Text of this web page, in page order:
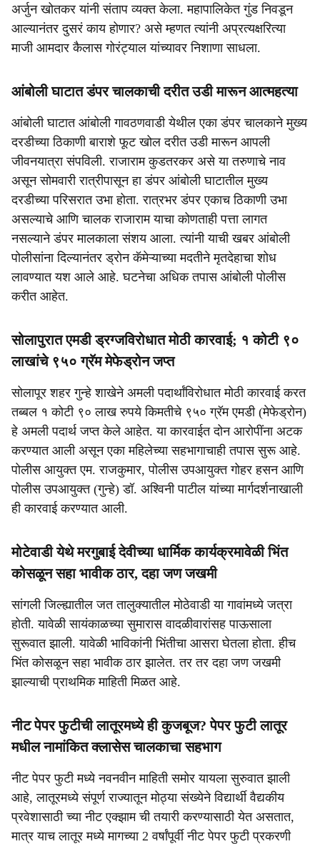
अर्जुन खोतकर यांनी संताप व्यक्त केला. महापालिकेत गुंड निवडून
आल्यानंतर दुसरं काय होणार? असे म्हणत त्यांनी अप्रत्यक्षरित्या
माजी आमदार कैलास गोरंट्याल यांच्यावर निशाणा साधला.
​आंबोली घाटात डंपर चालकाची दरीत उडी मारून आत्महत्या
आंबोली घाटात आंबोली गावठणवाडी येथील एका डंपर चालकाने मुख्य
दरडीच्या ठिकाणी बाराशे फूट खोल दरीत उडी मारून आपली
जीवनयात्रा संपविली. राजाराम कुडतरकर असे या तरुणाचे नाव
असून सोमवारी रात्रीपासून हा डंपर आंबोली घाटातील मुख्य
दरडीच्या परिसरात उभा होता. रात्रभर डंपर एकाच ठिकाणी उभा
असल्याचे आणि चालक राजाराम याचा कोणताही पत्ता लागत
नसल्याने डंपर मालकाला संशय आला. त्यांनी याची खबर आंबोली
पोलीसांना दिल्यानंतर ड्रोन कॅमेऱ्याच्या मदतीने मृतदेहाचा शोध
लावण्यात यश आले आहे. घटनेचा अधिक तपास आंबोली पोलीस
करीत आहेत.
सोलापुरात एमडी ड्रग्जविरोधात मोठी कारवाई; १ कोटी ९०
लाखांचे ९५० ग्रॅम मेफेड्रोन जप्त
सोलापूर शहर गुन्हे शाखेने अमली पदार्थांविरोधात मोठी कारवाई करत
तब्बल १ कोटी ९० लाख रुपये किमतीचे ९५० ग्रॅम एमडी (मेफेड्रोन)
हे अमली पदार्थ जप्त केले आहेत. या कारवाईत दोन आरोपींना अटक
करण्यात आली असून एका महिलेच्या सहभागाचाही तपास सुरू आहे.
पोलीस आयुक्त एम. राजकुमार, पोलीस उपआयुक्त गोहर हसन आणि
पोलीस उपआयुक्त (गुन्हे) डॉ. अश्विनी पाटील यांच्या मार्गदर्शनाखाली
ही कारवाई करण्यात आली.
मोटेवाडी येथे मरगुबाई देवीच्या धार्मिक कार्यक्रमावेळी भिंत
कोसळून सहा भावीक ठार, दहा जण जखमी
सांगली जिल्ह्यातील जत तालुक्यातील मोठेवाडी या गावांमध्ये जत्रा
होती. यावेळी सायंकाळच्या सुमारास वादळीवारांसह पाऊसाला
सुरूवात झाली. यावेळी भाविकांनी भिंतीचा आसरा घेतला होता. हीच
भिंत कोसळून सहा भावीक ठार झालेत. तर तर दहा जण जखमी
झाल्याची प्राथमिक माहिती मिळत आहे.
नीट पेपर फुटीची लातूरमध्ये ही कुजबूज? पेपर फुटी लातूर
मधील नामांकित क्लासेस चालकाचा सहभाग
नीट पेपर फुटी मध्ये नवनवीन माहिती समोर यायला सुरुवात झाली
आहे, लातूरमध्ये संपूर्ण राज्यातून मोठ्या संख्येने विद्यार्थी वैद्यकीय
प्रवेशासाठी च्या नीट एक्झाम ची तयारी करण्यासाठी येत असतात,
मात्र याच लातूर मध्ये मागच्या 2 वर्षांपूर्वी नीट पेपर फुटी प्रकरणी